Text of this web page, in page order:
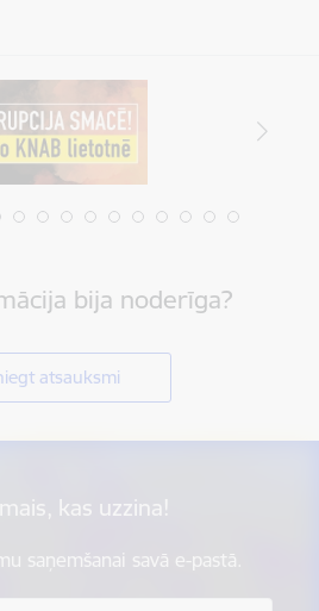
bija noderīga?
atsauksmi
kas uzzina!
saņemšanai savā e-pastā.